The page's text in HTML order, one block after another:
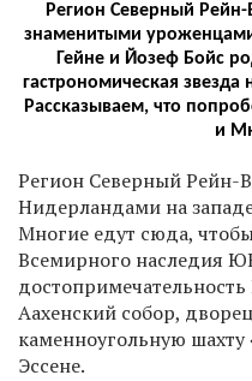
Регион Северный Рейн-
знаменитыми
Гейне и Йозеф Бойс
гастрономическая
Рассказываем, что
и
Регион Северный Рейн-
Нидерландами на
Многие едут сюда,
Всемирного наследия
Аахенский собор,
каменноугольную
Эссене.